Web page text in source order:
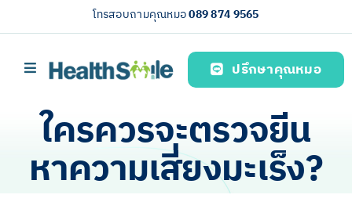
to
โทรสอบถามคุณหมอ089 874 9565
Toggle
บริการของเรา (Our services)
ความรู้สุขภาพ
ปรึกษาคุณหมอ
ใครควรจะตรวจยีน
หาความเสี่ยงมะเร็ง?